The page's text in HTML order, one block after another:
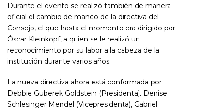
Durante el evento se realizó también de manera
oficial el cambio de mando de la directiva del
Consejo, el que hasta el momento era dirigido por
Óscar Kleinkopf, a quien se le realizó un
reconocimiento por su labor a la cabeza de la
institución durante varios años.
La nueva directiva ahora está conformada por
Debbie Guberek Goldstein (Presidenta), Denise
Schlesinger Mendel (Vicepresidenta), Gabriel